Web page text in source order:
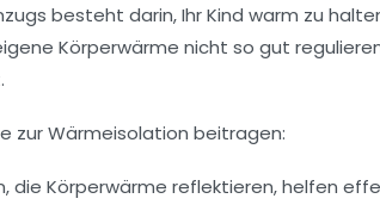
besteht darin, Ihr Kind warm zu
Körperwärme nicht so gut
zur Wärmeisolation beitragen:
die Körperwärme reflektieren, helfen